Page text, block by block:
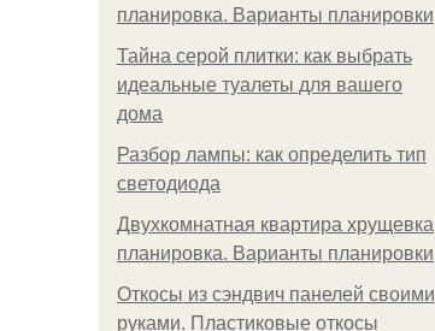
планировка. Варианты планировки
Тайна серой плитки: как выбрать
идеальные туалеты для вашего
дома
Разбор лампы: как определить тип
светодиода
Двухкомнатная квартира хрущевка
планировка. Варианты планировки
Откосы из сэндвич панелей своими
руками. Пластиковые откосы